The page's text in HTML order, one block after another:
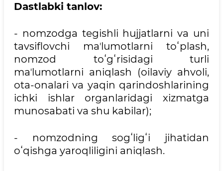
Dastlabki tanlov:
- nomzodga tegishli hujjatlarni va uni
tavsiflovchi maʼlumotlarni toʻplash,
nomzod toʻgʻrisidagi turli
maʼlumotlarni aniqlash (oilaviy ahvoli,
ota-onalari va yaqin qarindoshlarining
ichki ishlar organlaridagi xizmatga
munosabati va shu kabilar);
- nomzodning sogʻligʻi jihatidan
oʻqishga yaroqliligini aniqlash.